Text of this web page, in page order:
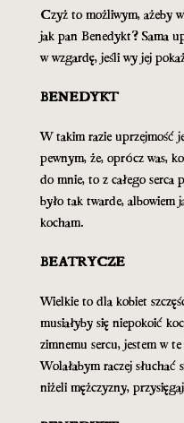
Czyż to możliwym, ażeby
jak pan Benedykt? Sama
w wzgardę, jeśli wy jej
BENEDYKT
W takim razie uprzejmość
pewnym, że, oprócz was,
do mnie, to z całego serca
było tak twarde, albowiem
kocham.
BEATRYCZE
Wielkie to dla kobiet
musiałyby się niepokoić
zimnemu sercu, jestem w
Wolałabym raczej słuchać
niżeli mężczyzny,